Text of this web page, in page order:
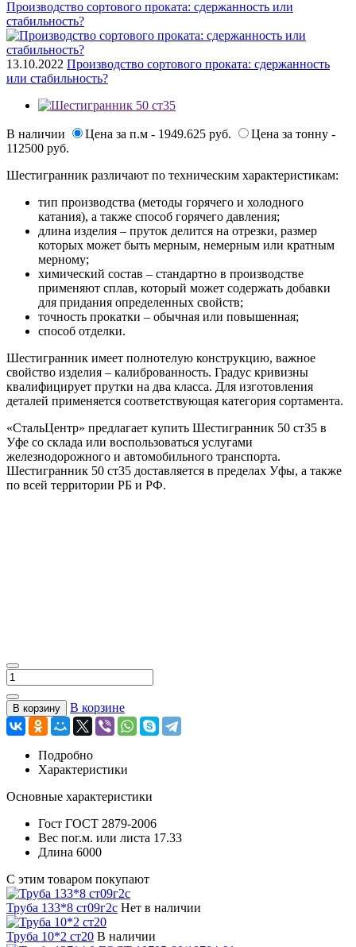
Производство сортового проката: сдержанность или
стабильность?
13.10.2022 Производство сортового проката: сдержанность
или стабильность?
В наличии Цена за п.м - 1949.625 руб.
Цена за тонну -
112500 руб.
Шестигранник различают по техническим характеристикам:
тип производства (методы горячего и холодного
катания), а также способ горячего давления;
длина изделия – пруток делится на отрезки, размер
которых может быть мерным, немерным или кратным
мерному;
химический состав – стандартно в производстве
применяют сплав, который может содержать добавки
для придания определенных свойств;
точность прокатки – обычная или повышенная;
способ отделки.
Шестигранник имеет полнотелую конструкцию, важное
свойство изделия – калиброванность. Градус кривизны
квалифицирует прутки на два класса. Для изготовления
деталей применяется соответствующая категория сортамента.
«СтальЦентр» предлагает купить Шестигранник 50 ст35 в
Уфе со склада или воспользоваться услугами
железнодорожного и автомобильного транспорта.
Шестигранник 50 ст35 доставляется в пределах Уфы, а также
по всей территории РБ и РФ.
В корзину В корзине
Подробно
Характеристики
Основные характеристики
Гост ГОСТ 2879-2006
Вес пог.м. или листа 17.33
Длина 6000
С этим товаром покупают
Труба 133*8 ст09г2с Нет в наличии
Труба 10*2 ст20 В наличии